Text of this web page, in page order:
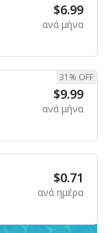
$6.99
ανά μήνα
$9.99
ανά μήνα
31% OFF
$0.71
ανά ημέρα